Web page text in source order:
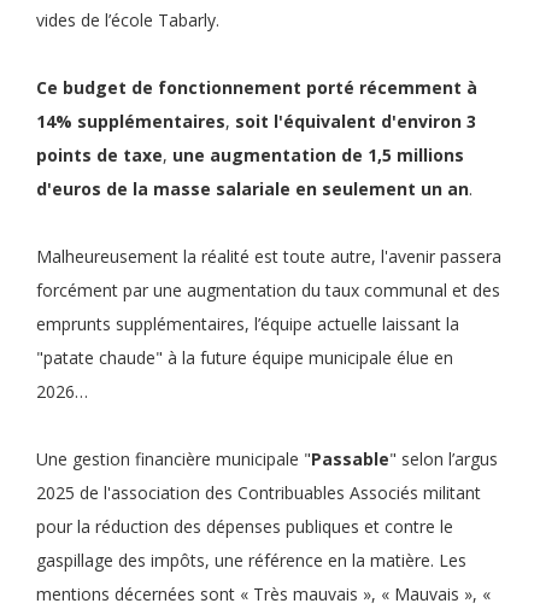
vides de l’école Tabarly.
Ce budget de fonctionnement porté récemment à
14% supplémentaires, soit l'équivalent d'environ 3
points de taxe, une augmentation de 1,5 millions
d'euros de la masse salariale en seulement un an.
Malheureusement la réalité est toute autre, l'avenir passera
forcément par une augmentation du taux communal et des
emprunts supplémentaires, l’équipe actuelle laissant la
"patate chaude" à la future équipe municipale élue en
2026…
Une gestion financière municipale "Passable" selon l’argus
2025 de l'association des Contribuables Associés militant
pour la réduction des dépenses publiques et contre le
gaspillage des impôts, une référence en la matière. Les
mentions décernées sont « Très mauvais », « Mauvais », «